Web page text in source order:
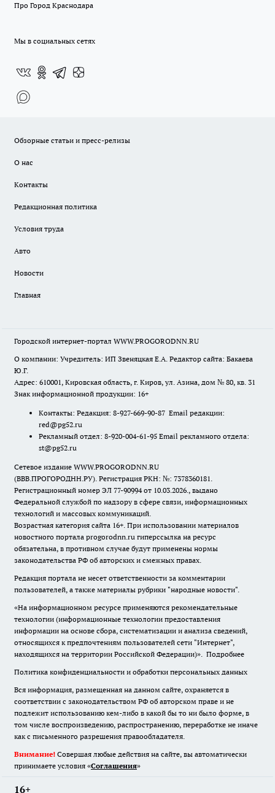
Про Город Краснодара
Мы в социальных сетях
Обзорные статьи и пресс-релизы
О нас
Контакты
Редакционная политика
Условия труда
Авто
Новости
Главная
Городской интернет-портал WWW.PROGORODNN.RU
О компании: Учредитель: ИП Звеняцкая Е.А. Редактор сайта: Бакаева
Ю.Г.
Адрес: 610001, Кировская область, г. Киров, ул. Азина, дом № 80, кв. 31
Знак информационной продукции: 16+
Контакты: Редакция: 8-927-669-90-87 Email редакции:
red@pg52.ru
Рекламный отдел: 8-920-004-61-95 Email рекламного отдела:
st@pg52.ru
Сетевое издание WWW.PROGORODNN.RU
(ВВВ.ПРОГОРОДНН.РУ). Регистрация РКН: №: 7378360181.
Регистрационный номер ЭЛ 77-90994 от 10.03.2026., выдано
Федеральной службой по надзору в сфере связи, информационных
технологий и массовых коммуникаций.
Возрастная категория сайта 16+. При использовании материалов
новостного портала progorodnn.ru гиперссылка на ресурс
обязательна, в противном случае будут применены нормы
законодательства РФ об авторских и смежных правах.
Редакция портала не несет ответственности за комментарии
пользователей, а также материалы рубрики "народные новости".
«На информационном ресурсе применяются рекомендательные
технологии (информационные технологии предоставления
информации на основе сбора, систематизации и анализа сведений,
относящихся к предпочтениям пользователей сети "Интернет",
находящихся на территории Российской Федерации)». Подробнее
Политика конфиденциальности и обработки персональных данных
Вся информация, размещенная на данном сайте, охраняется в
соответствии с законодательством РФ об авторском праве и не
подлежит использованию кем-либо в какой бы то ни было форме, в
том числе воспроизведению, распространению, переработке не иначе
как с письменного разрешения правообладателя.
Внимание! Совершая любые действия на сайте, вы автоматически
принимаете условия «Cоглашения»
16+